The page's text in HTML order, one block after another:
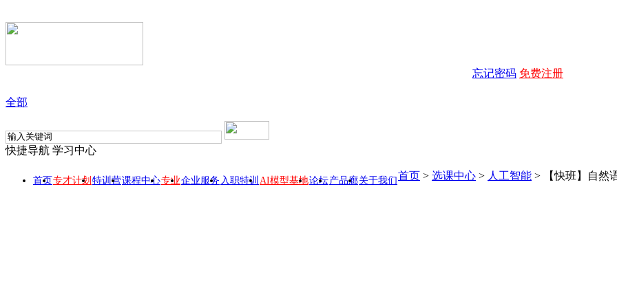
忘记密码 免费注册
全部
快捷导航 学习中心
首页专才计划 特训营课程中心专业企业服务 入职特训 AI模型基地论坛产品廊关于我们首页 > 选课中心 > 人工智能 > 【快班】自然